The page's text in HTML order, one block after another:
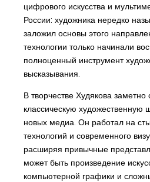
цифрового искусства и
России: художника нередко
заложил основы этого
технологии только начинали
полноценный инструмент
высказывания.
В творчестве Худякова
классическую художественную
новых медиа. Он работал на
технологий и современного
расширяя привычные
может быть произведение
компьютерной графики и